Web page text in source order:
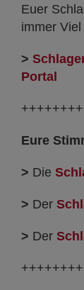
Euer
immer
>
Portal
++++++++
Eure
> Die
> Der
> Der
++++++++